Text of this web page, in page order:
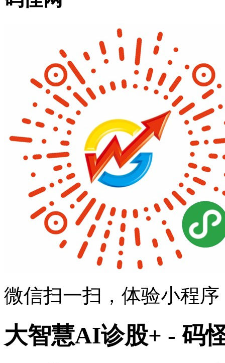
微信扫一扫，体验小程序
大智慧AI诊股+ - 码